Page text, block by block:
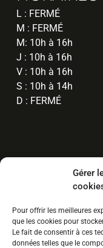
Gérer
Pour offrir les meilleures
que les cookies pour
Le fait de consentir à ces
données telles que le
L : FERMÉ
M : FERMÉ
M: 10h à 16h
J : 10h à 16h
V : 10h à 16h
S : 10h à 14h
D : FERMÉ